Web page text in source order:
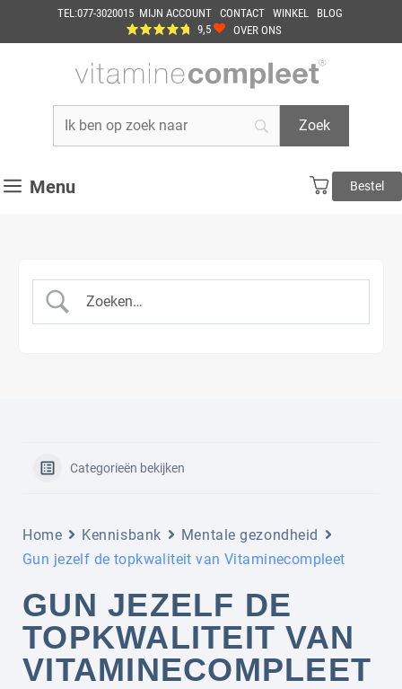
TEL:077-3020015 MIJN ACCOUNT CONTACT WINKEL
BLOG
9,5
OVER ONS
Menu Bestel
Categorieën bekijken
Home Kennisbank
Mentale gezondheid
Gun jezelf de topkwaliteit van Vitaminecompleet
GUN JEZELF DE
TOPKWALITEIT VAN
VITAMINECOMPLEET